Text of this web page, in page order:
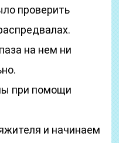
проверить
на нем ни
при помощи
и начинаем